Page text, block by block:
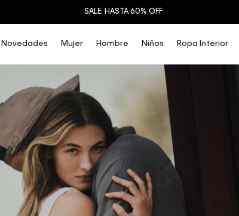
HASTA 6 CUOTAS SIN INTERESES CON DINERS CLUB Y TC VISA BCP
Novedades Mujer Hombre Niños Ropa Interior